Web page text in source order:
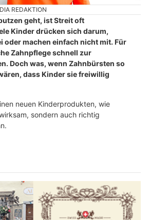
REDAKTION
geht, ist Streit oft
Kinder drücken sich darum,
oder machen einfach nicht mit. Für
Zahnpflege schnell zur
Doch was, wenn Zahnbürsten so
dass Kinder sie freiwillig
neuen Kinderprodukten, wie
sondern auch richtig